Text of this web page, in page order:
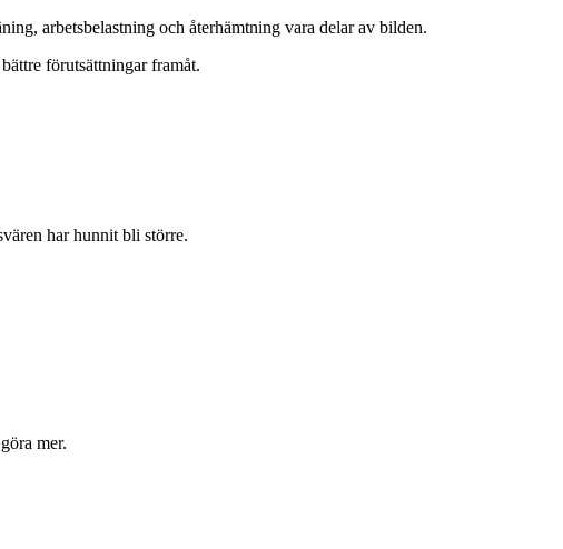
arbetsbelastning och återhämtning vara delar av bilden.
förutsättningar framåt.
har hunnit bli större.
mer.